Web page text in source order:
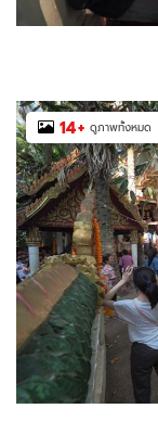
14+ ดูภาพทั้งหมด